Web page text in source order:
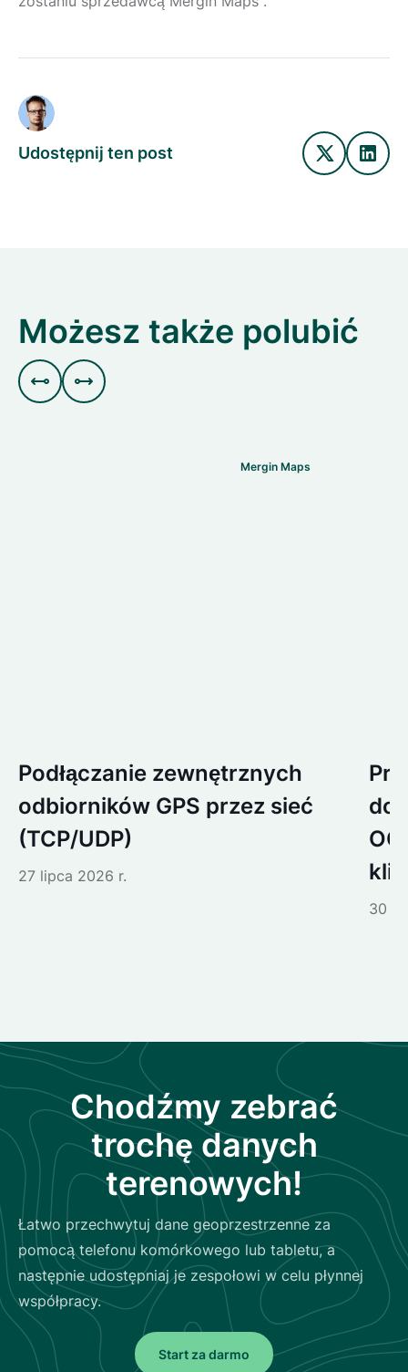
Udostępnij ten post
Możesz także polubić
 
Mergin Maps
Podłączanie zewnętrznych
odbiorników GPS przez sieć
(TCP/UDP)
27 lipca 2026 r.
30
Chodźmy zebrać
trochę danych
terenowych!
Łatwo przechwytuj dane geoprzestrzenne za
pomocą telefonu komórkowego lub tabletu, a
następnie udostępniaj je zespołowi w celu płynnej
współpracy.
Start za darmo